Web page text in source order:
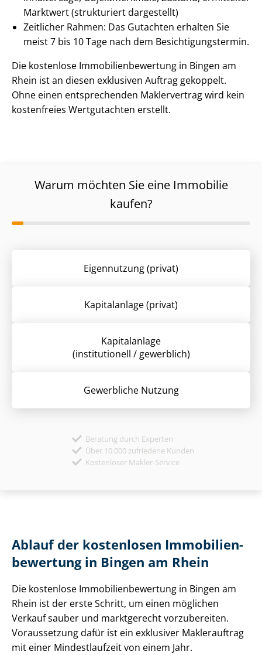
Marktwert (strukturiert dargestellt)
Zeitlicher Rahmen: Das Gutachten erhalten Sie
meist 7 bis 10 Tage nach dem Be­sich­ti­gungs­ter­min.
Die kostenlose Im­mo­bi­li­en­be­wer­tung in Bingen am
Rhein ist an diesen exklusiven Auftrag gekoppelt.
Ohne einen entsprechenden Maklervertrag wird kein
kostenfreies Wertgutachten erstellt.
Warum möchten Sie eine Immobilie
kaufen?
Eigennutzung (privat)
Kapitalanlage (privat)
Kapitalanlage
(institutionell / gewerblich)
Gewerbliche Nutzung
Beratung durch Experten
Über 10.000 zufriedene Kunden
Kostenloser Makler-Service
Ablauf der kostenlosen Im­mo­bi­li­en­
be­wer­tung in Bingen am Rhein
Die kostenlose Im­mo­bi­li­en­be­wer­tung in Bingen am
Rhein ist der erste Schritt, um einen möglichen
Verkauf sauber und marktgerecht vorzubereiten.
Voraussetzung dafür ist ein exklusiver Maklerauftrag
mit einer Mindestlaufzeit von einem Jahr.